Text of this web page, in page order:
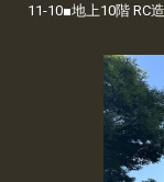
11-10■地上10階 RC